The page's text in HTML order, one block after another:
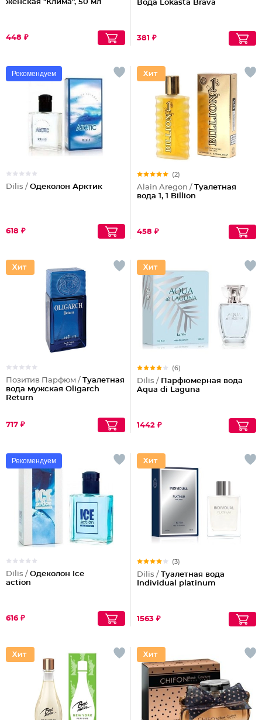
женская "Клима", 50 мл
448 ₽
Вода Lokasta Brava
381 ₽
Рекомендуем
Dilis / Одеколон Арктик
618 ₽
(2)
Alain Aregon / Туалетная
вода 1, 1 Billion
458 ₽
Позитив Парфюм / Туалетная
вода мужская Oligarch
Return
717 ₽
(6)
Dilis / Парфюмерная вода
Aqua di Laguna
1442 ₽
Рекомендуем
Dilis / Одеколон Ice
action
616 ₽
(3)
Dilis / Туалетная вода
Individual platinum
1563 ₽